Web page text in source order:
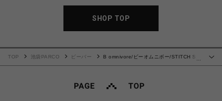
SHOP TOP
TOP 池袋PARCO ビーバー
B omnivore/ビーオムニボー/STITCH S/S